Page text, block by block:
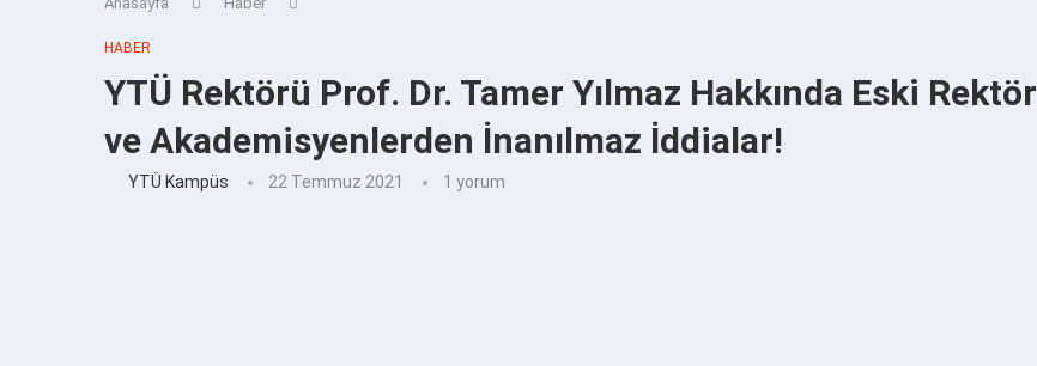
HABER
YTÜ Rektörü Prof. Dr. Tamer Yılmaz Hakkında Eski Rektör
ve Akademisyenlerden İnanılmaz İddialar!
YTÜ Kampüs 22 Temmuz 2021 1 yorum